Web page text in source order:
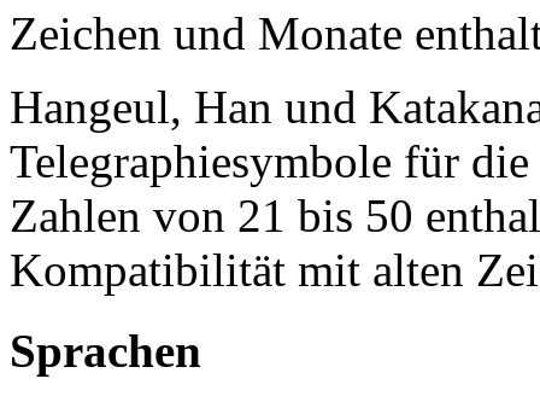
Zeichen und Monate
Hangeul, Han und
Telegraphiesymbole für
Zahlen von 21 bis 50
Kompatibilität mit alten
Sprachen